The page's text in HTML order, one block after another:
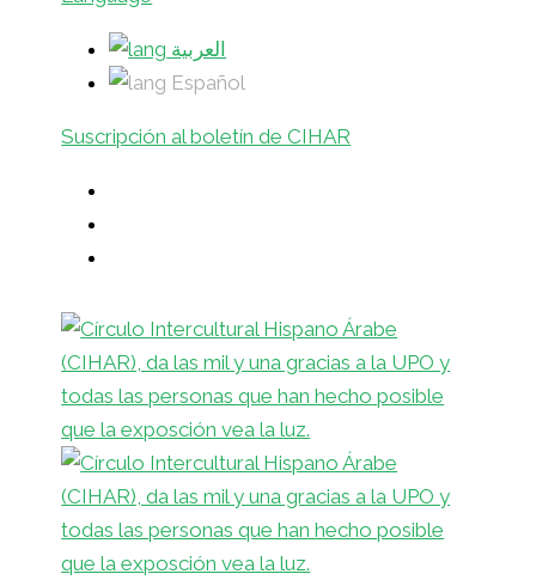
العربية
Español
Suscripción al boletín de CIHAR